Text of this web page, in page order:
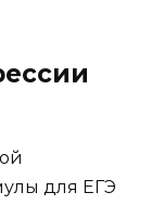
для ЕГЭ